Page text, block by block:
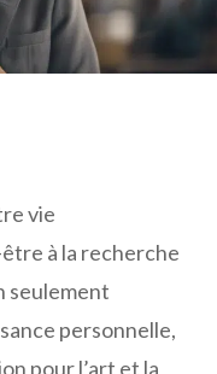
vie
à la recherche
seulement
personnelle,
pour l’art et la